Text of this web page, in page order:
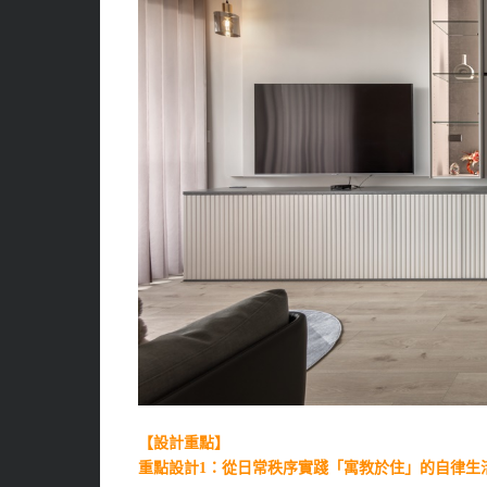
【設計重點】
重點設計1：從日常秩序實踐「寓教於住」的自律生